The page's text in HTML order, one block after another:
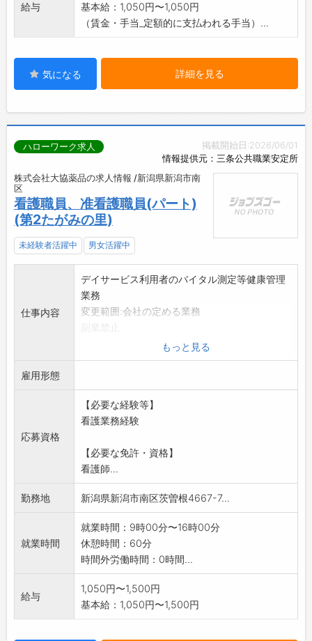
給与
基本給：1,050円〜1,050円
（賃金・手当_定額的に支払われる手当）...
気になる 詳細を見る
掲載開始日:2026/06/01
情報提供元：三条公共職業安定所
ハローワーク求人
株式会社大協薬品の求人情報 /新潟県新潟市南
区
看護職員、准看護職員(パート)
(第2たがみの里)
未経験者活躍中 男女活躍中
仕事内容
デイサービス利用者のバイタル測定等健康管理
業務
変更範囲:会社の定める業務
もっと見る
雇用形態
応募資格
【必要な経験等】
看護業務経験
【必要な免許・資格】
看護師...
勤務地 新潟県新潟市南区茨曽根4667-7...
就業時間
就業時間：9時00分〜16時00分
休憩時間：60分
時間外労働時間：0時間...
給与
1,050円〜1,500円
基本給：1,050円〜1,500円